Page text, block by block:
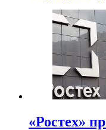
«Ростех»